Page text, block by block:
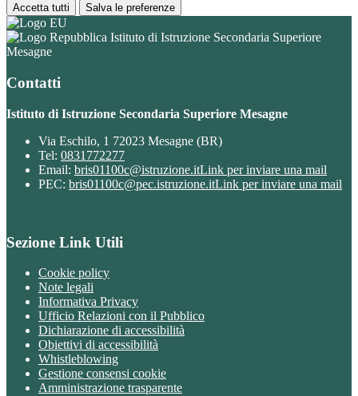
Accetta tutti Salva le preferenze
Istituto di Istruzione Secondaria Superiore
Mesagne
Contatti
Istituto di Istruzione Secondaria Superiore Mesagne
Via Eschilo, 1 72023 Mesagne (BR)
Tel: 0831772277
Email: bris01100c@istruzione.itLink per inviare una mail
PEC: bris01100c@pec.istruzione.itLink per inviare una mail
Sezione Link Utili
Cookie policy
Note legali
Informativa Privacy
Ufficio Relazioni con il Pubblico
Dichiarazione di accessibilità
Obiettivi di accessibilità
Whistleblowing
Gestione consensi cookie
Amministrazione trasparente